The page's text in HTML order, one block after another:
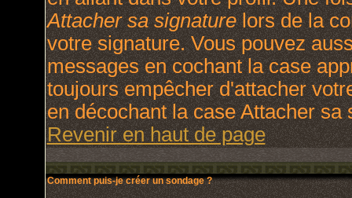
Attacher sa signaturelors de la
votre signature. Vous pouvez
messages en cochant la case
toujours empêcher d'attacher
en décochant la case Attacher
Revenir en haut de page
Comment puis-je créer un sondage ?